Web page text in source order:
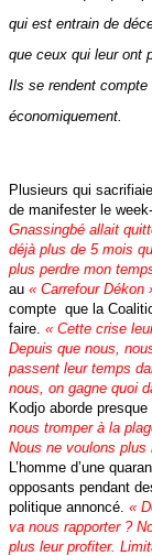
qui est entrain de
que ceux qui leur ont
Ils se rendent compte
économiquement.
Plusieurs qui
de manifester le
Gnassingbé allait
déjà plus de 5 mois
plus perdre mon
au « Carrefour Dékon
compte que la
faire. « Cette crise
Depuis que nous,
passent leur temps
nous, on gagne quoi
Kodjo aborde
nous tromper à la
Nous ne voulons plus
L’homme d’une
opposants pendant
politique annoncé. «
va nous rapporter ?
plus leur profiter.